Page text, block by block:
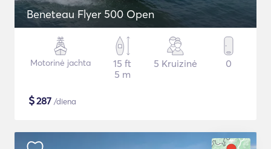
Beneteau Flyer 500 Open
Motorinė jachta
15 ft
5 m
5 Kruizinė 0
$287 /diena